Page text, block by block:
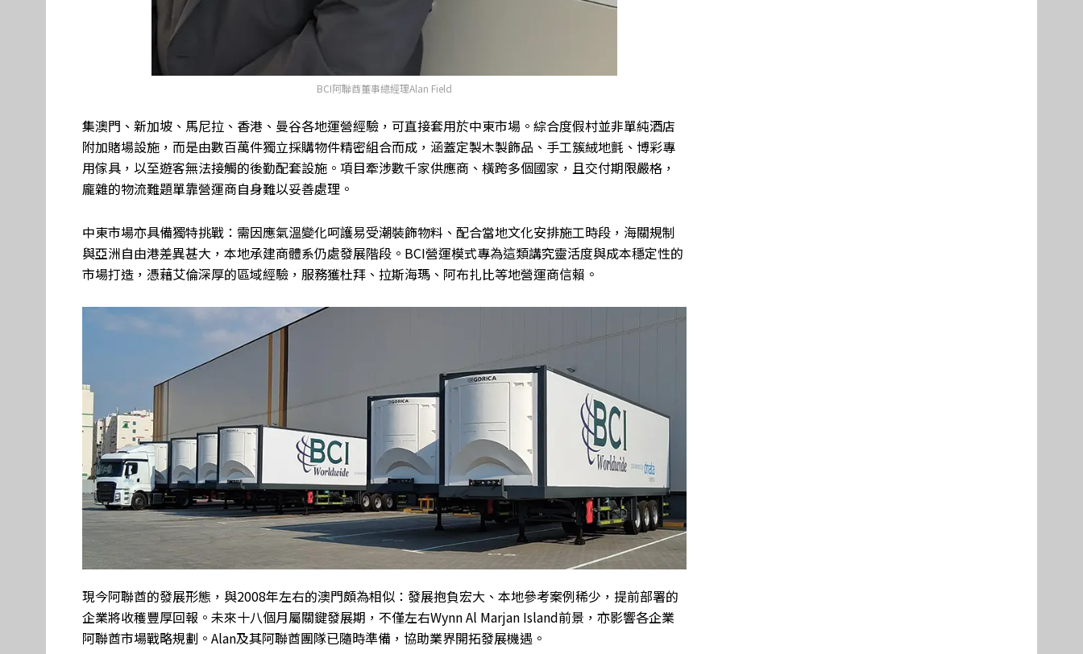
BCI阿聯酋董事總經理Alan Field
集澳門、新加坡、馬尼拉、香港、曼谷各地運營經驗，可直接套用於中東市場。綜合度假村並非單純酒店
附加賭場設施，而是由數百萬件獨立採購物件精密組合而成，涵蓋定製木製飾品、手工簇絨地氈、博彩專
用傢具，以至遊客無法接觸的後勤配套設施。項目牽涉數千家供應商、橫跨多個國家，且交付期限嚴格，
龐雜的物流難題單靠營運商自身難以妥善處理。
中東市場亦具備獨特挑戰：需因應氣溫變化呵護易受潮裝飾物料、配合當地文化安排施工時段，海關規制
與亞洲自由港差異甚大，本地承建商體系仍處發展階段。BCI營運模式專為這類講究靈活度與成本穩定性的
市場打造，憑藉艾倫深厚的區域經驗，服務獲杜拜、拉斯海瑪、阿布扎比等地營運商信賴。
現今阿聯酋的發展形態，與2008年左右的澳門頗為相似：發展抱負宏大、本地參考案例稀少，提前部署的
企業將收穫豐厚回報。未來十八個月屬關鍵發展期，不僅左右Wynn Al Marjan Island前景，亦影響各企業
阿聯酋市場戰略規劃。Alan及其阿聯酋團隊已隨時準備，協助業界開拓發展機遇。